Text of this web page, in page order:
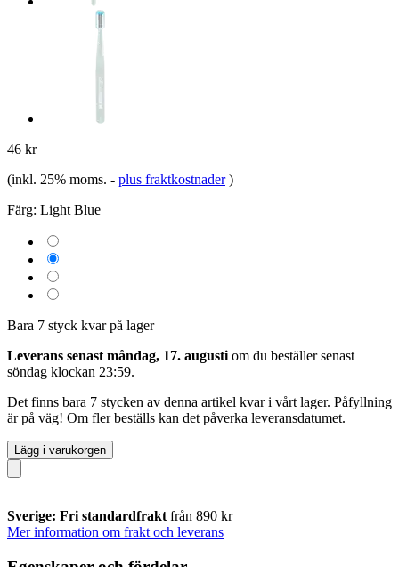
46 kr
(inkl. 25% moms. - plus fraktkostnader )
Färg: Light Blue
Bara 7 styck kvar på lager
Leverans senast måndag, 17. augusti om du beställer senast
söndag klockan 23:59.
Det finns bara 7 stycken av denna artikel kvar i vårt lager. Påfyllning
är på väg! Om fler beställs kan det påverka leveransdatumet.
Lägg i varukorgen
Sverige: Fri standardfrakt från 890 kr
Mer information om frakt och leverans